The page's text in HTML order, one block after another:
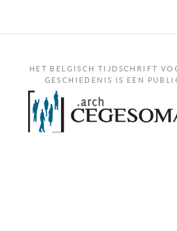
HET BELGISCH TIJDSCHRIFT
GESCHIEDENIS IS EEN